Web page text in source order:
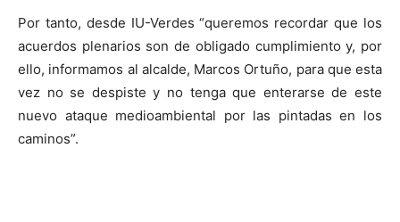
Por tanto, desde IU-Verdes “queremos recordar que los
acuerdos plenarios son de obligado cumplimiento y, por
ello, informamos al alcalde, Marcos Ortuño, para que esta
vez no se despiste y no tenga que enterarse de este
nuevo ataque medioambiental por las pintadas en los
caminos”.